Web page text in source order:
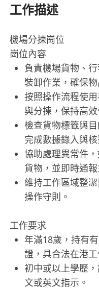
工作描述
機場分揀崗位
崗位內容
負責機場貨物、
裝卸作業，確保
按照操作流程使
與分揀，保持高效
檢查貨物標籤與
完成數據錄入與核
協助處理異常件
貨物，並即時通報
維持工作區域整
操作守則。
工作要求
年滿18歲，持有
證，具合法在港工
初中或以上學歷
文或英文指示。